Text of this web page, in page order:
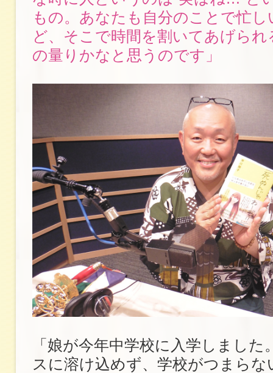
もの。あなたも自分のことで忙
ど、そこで時間を割いてあげら
の量りかなと思うのです」
「娘が今年中学校に入学しまし
スに溶け込めず、学校がつまら